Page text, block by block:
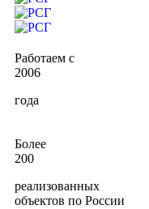
Работаем с
2006
года
Более
200
реализованных
объектов по России